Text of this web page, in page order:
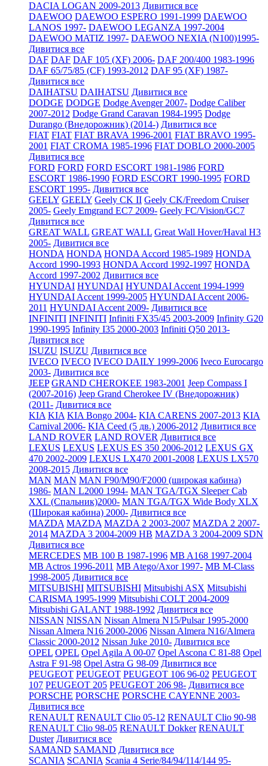
DACIA LOGAN 2009-2013 Дивитися все
DAEWOO DAEWOO ESPERO 1991-1999 DAEWOO
LANOS 1997- DAEWOO LEGANZA 1997-2004
DAEWOO MATIZ 1997- DAEWOO NEXIA (N100)1995-
Дивитися все
DAF DAF DAF 105 (XF) 2006- DAF 200/400 1983-1996
DAF 65/75/85 (CF) 1993-2012 DAF 95 (XF) 1987-
Дивитися все
DAIHATSU DAIHATSU Дивитися все
DODGE DODGE Dodge Avenger 2007- Dodge Caliber
2007-2012 Dodge Grand Caravan 1984-1995 Dodge
Durango (Внедорожник) (2014-) Дивитися все
FIAT FIAT FIAT BRAVA 1996-2001 FIAT BRAVO 1995-
2001 FIAT CROMA 1985-1996 FIAT DOBLO 2000-2005
Дивитися все
FORD FORD FORD ESCORT 1981-1986 FORD
ESCORT 1986-1990 FORD ESCORT 1990-1995 FORD
ESCORT 1995- Дивитися все
GEELY GEELY Geely CK II Geely CK/Freedom Cruiser
2005- Geely Emgrand EC7 2009- Geely FC/Vision/GC7
Дивитися все
GREAT WALL GREAT WALL Great Wall Hover/Haval H3
2005- Дивитися все
HONDA HONDA HONDA Accord 1985-1989 HONDA
Accord 1990-1993 HONDA Accord 1992-1997 HONDA
Accord 1997-2002 Дивитися все
HYUNDAI HYUNDAI HYUNDAI Accent 1994-1999
HYUNDAI Accent 1999-2005 HYUNDAI Accent 2006-
2011 HYUNDAI Accent 2009- Дивитися все
INFINITI INFINITI Infiniti FX35/45 2003-2009 Infinity G20
1990-1995 Infinity I35 2000-2003 Infiniti Q50 2013-
Дивитися все
ISUZU ISUZU Дивитися все
IVECO IVECO IVECO DAILY 1999-2006 Iveco Eurocargo
2003- Дивитися все
JEEP GRAND CHEROKEE 1983-2001 Jeep Compass I
(2007-2016) Jeep Grand Cherokee IV (Внедорожник)
(2011- Дивитися все
KIA KIA KIA Bongo 2004- KIA CARENS 2007-2013 KIA
Carnival 2006- KIA Ceed (5 дв.) 2006-2012 Дивитися все
LAND ROVER LAND ROVER Дивитися все
LEXUS LEXUS LEXUS ES 350 2006-2012 LEXUS GX
470 2002-2009 LEXUS LX470 2001-2008 LEXUS LX570
2008-2015 Дивитися все
MAN MAN MAN F90/M90/F2000 (широкая кабина)
1986- MAN L2000 1994- MAN TGA/TGX Sleeper Cab
XXL (Спальник)2000- MAN TGA/TGX Wide Body XLX
(Широкая кабина) 2000- Дивитися все
MAZDA MAZDA MAZDA 2 2003-2007 MAZDA 2 2007-
2014 MAZDA 3 2004-2009 HB MAZDA 3 2004-2009 SDN
Дивитися все
MERCEDES MB 100 B 1987-1996 MB A168 1997-2004
MB Actros 1996-2011 MB Atego/Axor 1997- MB M-Class
1998-2005 Дивитися все
MITSUBISHI MITSUBISHI Mitsubishi ASX Mitsubishi
CARISMA 1995-1999 Mitsubishi COLT 2004-2009
Mitsubishi GALANT 1988-1992 Дивитися все
NISSAN NISSAN Nissan Almera N15/Pulsar 1995-2000
Nissan Almera N16 2000-2006 Nissan Almera N16/Almera
Classic 2000-2012 Nissan Juke 2010- Дивитися все
OPEL OPEL Opel Agila A 00-07 Opel Ascona C 81-88 Opel
Astra F 91-98 Opel Astra G 98-09 Дивитися все
PEUGEOT PEUGEOT PEUGEOT 106 96-02 PEUGEOT
107 PEUGEOT 205 PEUGEOT 206 98- Дивитися все
PORSCHE PORSCHE PORSCHE CAYENNE 2003-
Дивитися все
RENAULT RENAULT Clio 05-12 RENAULT Clio 90-98
RENAULT Clio 98-05 RENAULT Dokker RENAULT
Duster Дивитися все
SAMAND SAMAND Дивитися все
SCANIA SCANIA Scania 4 Serie/84/94/114/144 95-